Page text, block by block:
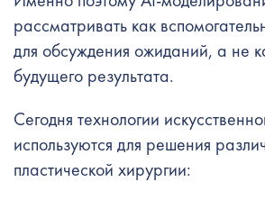
рассматривать как
для обсуждения ожиданий, а не
будущего результата.
Сегодня технологии
используются для решения
пластической хирургии: